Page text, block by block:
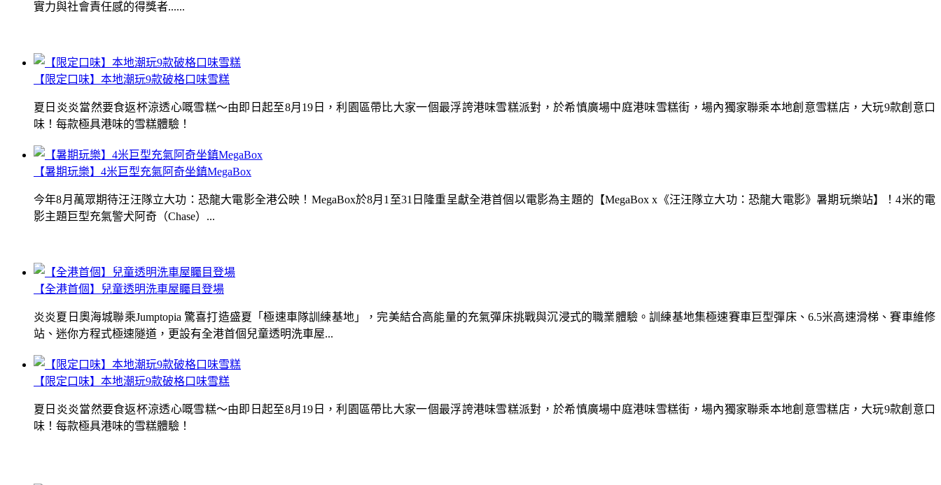
【限定口味】本地潮玩9款破格口味雪糕
夏日炎炎當然要食返杯涼透心嘅雪糕～由即日起至8月19日，利園區帶比大家一個最浮誇港味雪糕派對，於希慎廣場中庭港味雪糕街，場內獨家聯乘本地創意雪糕店，大玩9款創意口
味！每款極具港味的雪糕體驗！
【全港首個】兒童透明洗車屋矚目登場
炎炎夏日奧海城聯乘Jumptopia 驚喜打造盛夏「極速車隊訓練基地」，完美結合高能量的充氣彈床挑戰與沉浸式的職業體驗。訓練基地集極速賽車巨型彈床、6.5米高速滑梯、賽車維修
站、迷你方程式極速隧道，更設有全港首個兒童透明洗車屋...
實力與社會責任感的得獎者......
【暑期玩樂】4米巨型充氣阿奇坐鎮MegaBox
今年8月萬眾期待汪汪隊立大功：恐龍大電影全港公映！MegaBox於8月1至31日隆重呈獻全港首個以電影為主題的【MegaBox x《汪汪隊立大功：恐龍大電影》暑期玩樂站】！4米的電
影主題巨型充氣警犬阿奇（Chase）...
【限定口味】本地潮玩9款破格口味雪糕
夏日炎炎當然要食返杯涼透心嘅雪糕～由即日起至8月19日，利園區帶比大家一個最浮誇港味雪糕派對，於希慎廣場中庭港味雪糕街，場內獨家聯乘本地創意雪糕店，大玩9款創意口
味！每款極具港味的雪糕體驗！